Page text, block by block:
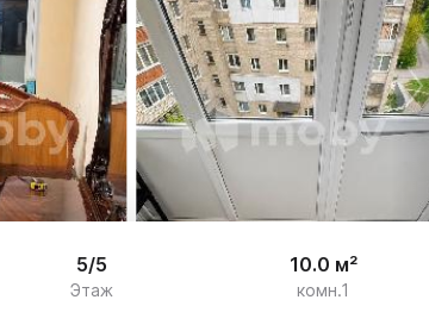
5/5
Этаж
10.0 м²
комн.1